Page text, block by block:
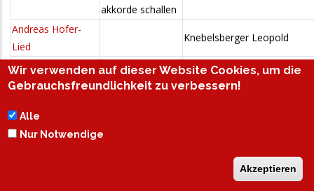
akkorde schallen
Andreas Hofer-
Lied
Knebelsberger Leopold
Andreas Hofer-
Lied - Tiroler
zu mantua in
banden der treue Knebelsberger Leopold
Andreas Hofer-
Lied - Tiroler
banden der treue
Wir verwenden auf dieser Website Cookies, um die
Gebrauchsfreundlichkeit zu verbessern!
Alle
Nur Notwendige
Akzeptieren